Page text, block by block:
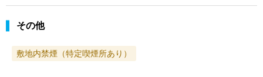
その他
敷地内禁煙（特定喫煙所あり）